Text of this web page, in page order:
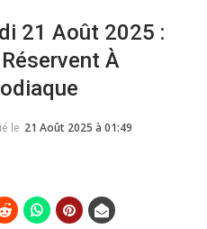
21 Août 2025 :
À
le 21 Août 2025 à 01:49